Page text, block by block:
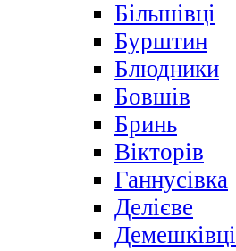
Більшівці
Бурштин
Блюдники
Бовшів
Бринь
Вікторів
Ганнусівка
Делієве
Демешківці